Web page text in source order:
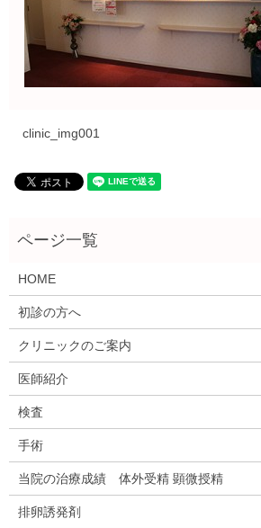
clinic_img001
HOME
初診の方へ
クリニックのご案内
医師紹介
検査
手術
当院の治療成績 体外受精 顕微授精
排卵誘発剤